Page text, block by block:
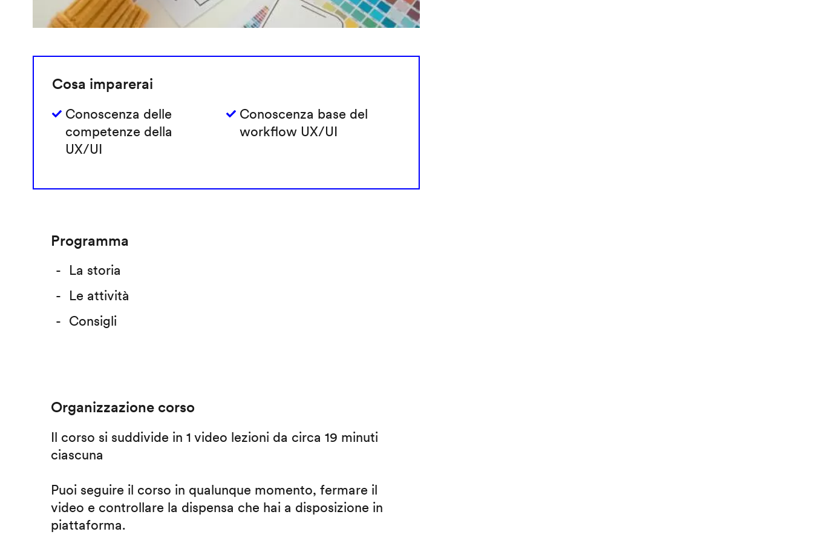
Cosa imparerai
Conoscenza delle
competenze della
UX/UI
Conoscenza base del
workflow UX/UI
Programma
La storia
Le attività
Consigli
Organizzazione corso
Il corso si suddivide in 1 video lezioni da circa 19 minuti
ciascuna
Puoi seguire il corso in qualunque momento, fermare il
video e controllare la dispensa che hai a disposizione in
piattaforma.